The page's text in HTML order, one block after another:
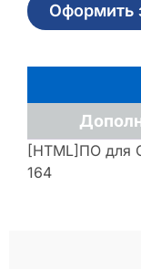
Оформить
[HTML]ПО для
164